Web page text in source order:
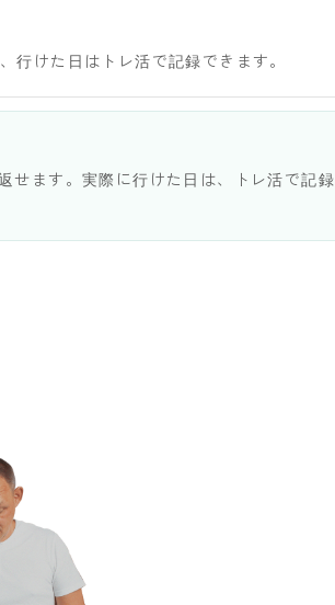
けた日はトレ活で記録できます。
せます。実際に行けた日は、トレ活で記録